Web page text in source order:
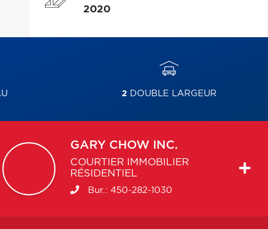
2020
2DOUBLE LARGEUR
GARY CHOW INC.
COURTIER IMMOBILIER
RÉSIDENTIEL
Bur.: 450-282-1030